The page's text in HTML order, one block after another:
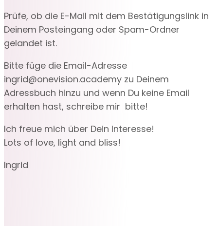
Prüfe, ob die E-Mail mit dem Bestätigungslink in
Deinem Posteingang oder Spam-Ordner
gelandet ist.
Bitte füge die Email-Adresse
ingrid@onevision.academy zu Deinem
Adressbuch hinzu und wenn Du keine Email
erhalten hast, schreibe mir bitte!
Ich freue mich über Dein Interesse!
Lots of love, light and bliss!
Ingrid